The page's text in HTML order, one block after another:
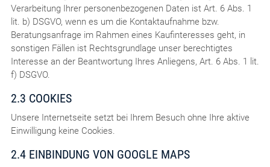
Verarbeitung Ihrer personenbezogenen Daten ist Art. 6 Abs. 1
lit. b) DSGVO, wenn es um die Kontaktaufnahme bzw.
Beratungsanfrage im Rahmen eines Kaufinteresses geht, in
sonstigen Fällen ist Rechtsgrundlage unser berechtigtes
Interesse an der Beantwortung Ihres Anliegens, Art. 6 Abs. 1 lit.
f) DSGVO.
2.3 COOKIES
Unsere Internetseite setzt bei Ihrem Besuch ohne Ihre aktive
Einwilligung keine Cookies.
2.4 EINBINDUNG VON GOOGLE MAPS